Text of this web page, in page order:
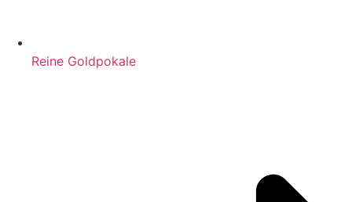
Reine Goldpokale